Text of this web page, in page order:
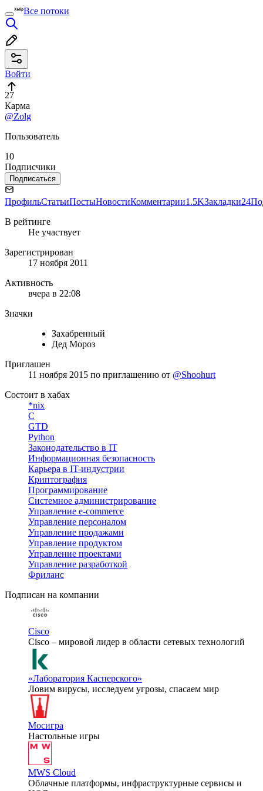
Все потоки
Войти
27
Карма
@Zolg
Пользователь
10
Подписчики
Подписаться
ПрофильСтатьиПостыНовостиКомментарии1.5KЗакладки24
В рейтинге
Не участвует
Зарегистрирован
17 ноября 2011
Активность
вчера в 22:08
Значки
Захабренный
Дед Мороз
Приглашен
11 ноября 2015 по приглашению от @Shoohurt
Состоит в хабах
*nix
C
GTD
Python
Законодательство в IT
Информационная безопасность
Карьера в IT-индустрии
Криптография
Программирование
Системное администрирование
Управление e-commerce
Управление персоналом
Управление продажами
Управление продуктом
Управление проектами
Управление разработкой
Фриланс
Подписан на компании
Cisco
Cisco – мировой лидер в области сетевых технологий
«Лаборатория Касперского»
Ловим вирусы, исследуем угрозы, спасаем мир
Мосигра
Настольные игры
MWS Cloud
Облачные платформы, инфраструктурные сервисы и